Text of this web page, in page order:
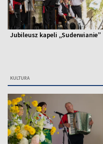
Jubileusz kapeli „Suderwianie”
KULTURA